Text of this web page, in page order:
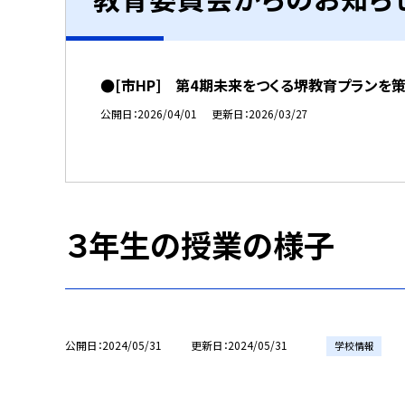
●[市HP] 第4期未来をつくる堺教育プランを策
公開日 2026/04/01 更新日 2026/03/27
３年生の授業の様子
公開日 2024/05/31 更新日 2024/05/31 学校情報